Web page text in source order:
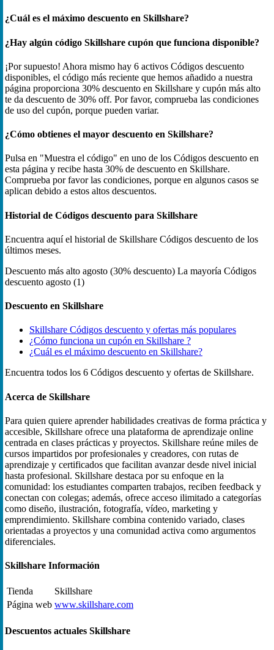
¿Cuál es el máximo descuento en Skillshare?
¿Hay algún código Skillshare cupón que funciona disponible?
¡Por supuesto! Ahora mismo hay 6 activos Códigos descuento
disponibles, el código más reciente que hemos añadido a nuestra
página proporciona 30% descuento en Skillshare y cupón más alto
te da descuento de 30% off. Por favor, comprueba las condiciones
de uso del cupón, porque pueden variar.
¿Cómo obtienes el mayor descuento en Skillshare?
Pulsa en "Muestra el código" en uno de los Códigos descuento en
esta página y recibe hasta 30% de descuento en Skillshare.
Comprueba por favor las condiciones, porque en algunos casos se
aplican debido a estos altos descuentos.
Historial de Códigos descuento para Skillshare
Encuentra aquí el historial de Skillshare Códigos descuento de los
últimos meses.
Descuento más alto agosto (30% descuento) La mayoría Códigos
descuento agosto (1)
Descuento en Skillshare
Skillshare Códigos descuento y ofertas más populares
¿Cómo funciona un cupón en Skillshare ?
¿Cuál es el máximo descuento en Skillshare?
Encuentra todos los 6 Códigos descuento y ofertas de Skillshare.
Acerca de Skillshare
Para quien quiere aprender habilidades creativas de forma práctica y
accesible, Skillshare ofrece una plataforma de aprendizaje online
centrada en clases prácticas y proyectos. Skillshare reúne miles de
cursos impartidos por profesionales y creadores, con rutas de
aprendizaje y certificados que facilitan avanzar desde nivel inicial
hasta profesional. Skillshare destaca por su enfoque en la
comunidad: los estudiantes comparten trabajos, reciben feedback y
conectan con colegas; además, ofrece acceso ilimitado a categorías
como diseño, ilustración, fotografía, vídeo, marketing y
emprendimiento. Skillshare combina contenido variado, clases
orientadas a proyectos y una comunidad activa como argumentos
diferenciales.
Skillshare Información
Tienda
Skillshare
Página web www.skillshare.com
Descuentos actuales Skillshare